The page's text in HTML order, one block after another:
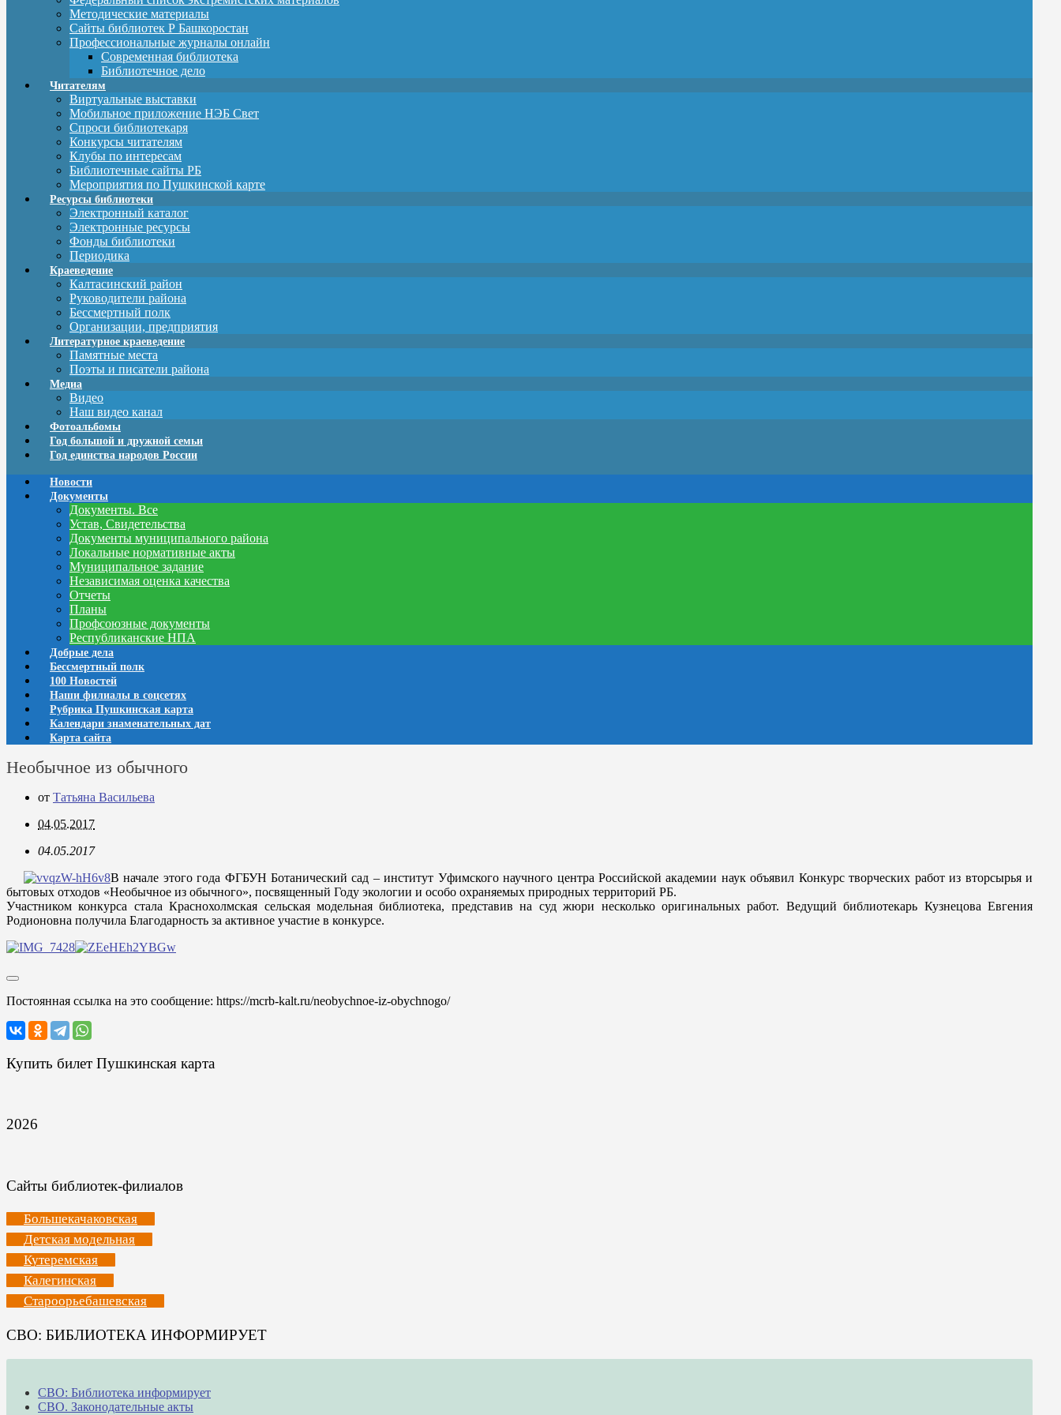
Методические материалы
Сайты библиотек Р Башкоростан
Профессиональные журналы онлайн
Современная библиотека
Библиотечное дело
Читателям
Виртуальные выставки
Мобильное приложение НЭБ Свет
Спроси библиотекаря
Конкурсы читателям
Клубы по интересам
Библиотечные сайты РБ
Мероприятия по Пушкинской карте
Ресурсы библиотеки
Электронный каталог
Электронные ресурсы
Фонды библиотеки
Периодика
Краеведение
Калтасинский район
Руководители района
Бессмертный полк
Организации, предприятия
Литературное краеведение
Памятные места
Поэты и писатели района
Медиа
Видео
Наш видео канал
Фотоальбомы
Год большой и дружной семьи
Год единства народов России
Новости
Документы
Документы. Все
Устав, Свидетельства
Документы муниципального района
Локальные нормативные акты
Муниципальное задание
Независимая оценка качества
Отчеты
Планы
Профсоюзные документы
Республиканские НПА
Добрые дела
Бессмертный полк
100 Новостей
Наши филиалы в соцсетях
Рубрика Пушкинская карта
Календари знаменательных дат
Карта сайта
Необычное из обычного
от Татьяна Васильева
04.05.2017
04.05.2017
В начале этого года ФГБУН Ботанический сад – институт Уфимского научного центра Российской академии наук объявил Конкурс творческих работ из вторсырья и
бытовых отходов «Необычное из обычного», посвященный Году экологии и особо охраняемых природных территорий РБ.
Участником конкурса стала Краснохолмская сельская модельная библиотека, представив на суд жюри несколько оригинальных работ. Ведущий библиотекарь Кузнецова Евгения
Родионовна получила Благодарность за активное участие в конкурсе.
Постоянная ссылка на это сообщение: https://mcrb-kalt.ru/neobychnoe-iz-obychnogo/
Купить билет Пушкинская карта
2026
Сайты библиотек-филиалов
Большекачаковская
Детская модельная
Кутеремская
Калегинская
Староорьебашевская
СВО: БИБЛИОТЕКА ИНФОРМИРУЕТ
СВО: Библиотека информирует
СВО. Законодательные акты